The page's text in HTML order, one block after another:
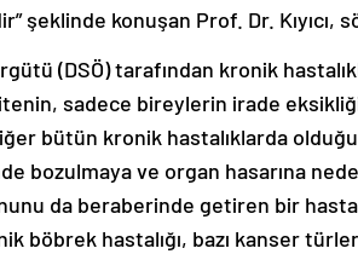
şeklinde konuşan Prof. Dr. Kıyıcı,
(DSÖ) tarafından kronik
sadece bireylerin irade
bütün kronik hastalıklarda
bozulmaya ve organ hasarına
da beraberinde getiren bir
böbrek hastalığı, bazı kanser